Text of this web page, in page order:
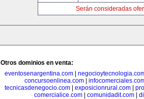
Serán consideradas
Otros dominios en venta:
eventosenargentina.com
concursoenlinea.com|
tecnicasdenegocio.com
exposicionrural.com
comercialice.com| comunidadit.com|